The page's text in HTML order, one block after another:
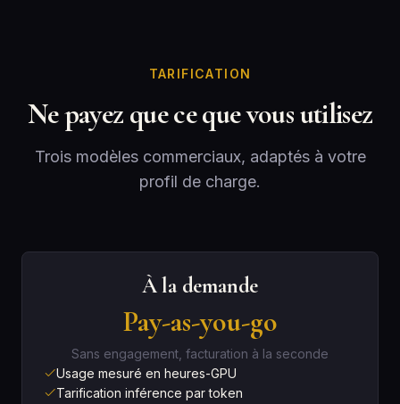
TARIFICATION
Ne payez que ce que vous utilisez
Trois modèles commerciaux, adaptés à votre
profil de charge.
À la demande
Pay-as-you-go
Sans engagement, facturation à la seconde
Usage mesuré en heures-GPU
Tarification inférence par token